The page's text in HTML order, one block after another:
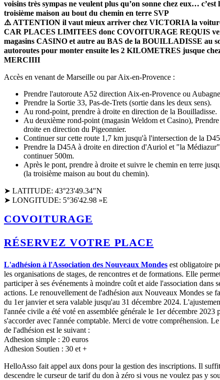
voisins très sympas ne veulent plus qu’on sonne chez eux… c’est
troisième maison au bout du chemin en terre SVP
⚠️ ATTENTION il vaut mieux arriver chez VICTORIA la
CAR PLACES LIMITEES donc COVOITURAGE REQUIS
magasins CASINO et autre au BAS de la BOUILLADISSE au
autoroutes pour monter ensuite les 2 KILOMETRES jusque
MERCIIII
Accès en venant de Marseille ou par Aix-en-Provence :
Prendre l'autoroute A52 direction Aix-en-Provence ou
Prendre la Sortie 33, Pas-de-Trets (sortie dans les deux sens).
Au rond-point, prendre à droite en direction de la Bouilladisse.
Au deuxième rond-point (magasin Weldom et Casino),
droite en direction du Pigeonnier.
Continuer sur cette route 1,7 km jusqu'à l'intersection de la
Prendre la D45A à droite en direction d'Auriol et "la
continuer 500m.
Après le pont, prendre à droite et suivre le chemin en terre
(la troisième maison au bout du chemin).
➤ LATITUDE: 43°23'49.34"N
➤ LONGITUDE: 5°36'42.98 »E
COVOITURAGE
RÉSERVEZ VOTRE PLACE
L'adhésion à l'Association des Nouveaux Mondes est obligatoire
les organisations de stages, de rencontres et de formations. Elle
participer à ses événements à moindre coût et aide l'association dans
actions. Le renouvellement de l'adhésion aux Nouveaux Mondes se
du 1er janvier et sera valable jusqu'au 31 décembre 2024.
l'année civile a été voté en assemblée générale le 1er décembre 2023
s'accorder avec l'année comptable. Merci de votre compréhension.
de l'adhésion est le suivant :
Adhesion simple : 20 euros
Adhesion Soutien : 30 et +
HelloAsso fait appel aux dons pour la gestion des inscriptions. Il
descendre le curseur de tarif du don à zéro si vous ne voulez pas y